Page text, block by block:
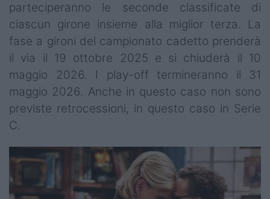
parteciperanno le seconde classificate di
ciascun girone insieme alla miglior terza. La
fase a gironi del campionato cadetto prenderà
il via il 19 ottobre 2025 e si chiuderà il 10
maggio 2026. I play-off termineranno il 31
maggio 2026. Anche in questo caso non sono
previste retrocessioni, in questo caso in Serie
C.